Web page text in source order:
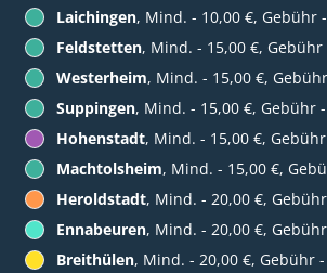
Laichingen, Mind. - 10,00 €, Gebühr
Feldstetten, Mind. - 15,00 €, Gebühr
Westerheim, Mind. - 15,00 €,
Suppingen, Mind. - 15,00 €, Gebühr
Hohenstadt, Mind. - 15,00 €,
Machtolsheim, Mind. - 15,00 €,
Heroldstadt, Mind. - 20,00 €,
Ennabeuren, Mind. - 20,00 €,
Breithülen, Mind. - 20,00 €, Gebühr